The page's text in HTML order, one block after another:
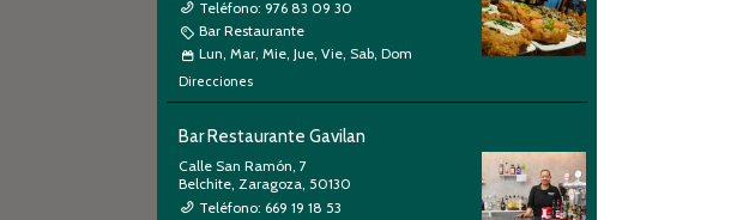
Teléfono: 976 83 09 30
Bar Restaurante
Lun, Mar, Mie, Jue, Vie, Sab, Dom
Direcciones
Bar Restaurante Gavilan
Calle San Ramón, 7
Belchite, Zaragoza, 50130
Teléfono: 669 19 18 53